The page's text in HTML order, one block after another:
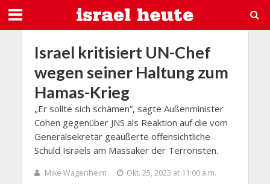
Israel kritisiert UN-Chef
wegen seiner Haltung zum
Hamas-Krieg
„Er sollte sich schämen“, sagte Außenminister
Cohen gegenüber JNS als Reaktion auf die vom
Generalsekretär geäußerte offensichtliche
Schuld Israels am Massaker der Terroristen.
Mike Wagenheim
Okt. 25, 2023 at 11:00 a.m.